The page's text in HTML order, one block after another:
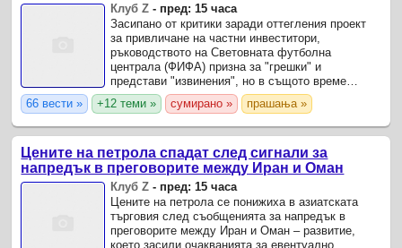
Клуб Z - пред: 15 часа
Засипано от критики заради оттегления проект
за привличане на частни инвеститори,
ръководството на Световната футболна
централа (ФИФА) призна за "грешки" и
представи "извинения", но в същото време
демонстрира пълна подкрепа за Джани
Инфантино на спешна кризисна среща в Рабат,
...
66 вести » +12 теми » сумирано » прашања »
Цените на петрола спадат след сигнали за
напредък в преговорите между Иран и Оман
Клуб Z - пред: 15 часа
Цените на петрола се понижиха в азиатската
търговия след съобщенията за напредък в
преговорите между Иран и Оман – развитие,
което засили очакванията за евентуално